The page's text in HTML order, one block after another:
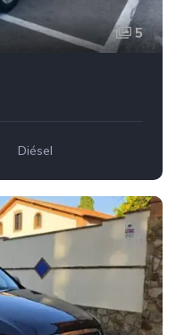
5
Diésel